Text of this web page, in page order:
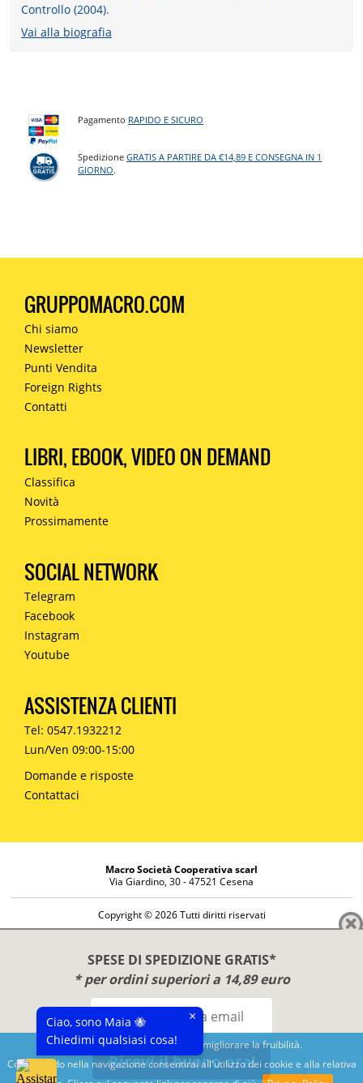
Questo sito utilizza cookies per migliorare la fruibilità.
Continuando nella navigazione consentirai all'utilizzo dei cookie e alla relativa
SPESE DI SPEDIZIONE GRATIS*
* per ordini superiori a 14,89 euro
Ricevi il buono ora!
Controllo (2004).
Vai alla biografia
Pagamento RAPIDO E SICURO
SpedizioneGRATIS A PARTIRE DA €14,89 E CONSEGNA IN 1
GIORNO.
GRUPPOMACRO.COM
Chi siamo
Newsletter
Punti Vendita
Foreign Rights
Contatti
LIBRI, EBOOK, VIDEO ON DEMAND
Classifica
Novità
Prossimamente
SOCIAL NETWORK
Telegram
Facebook
Instagram
Youtube
ASSISTENZA CLIENTI
Tel: 0547.1932212
Lun/Ven 09:00-15:00
Domande e risposte
Contattaci
Macro Società Cooperativa scarl
Via Giardino, 30 - 47521 Cesena
Copyright © 2026 Tutti diritti riservati
Diritto di reso
Disclaimer
Privacy Policy
Benessere e conoscenza dal 1987
Ciao, sono Maia 🐝
Chiedimi qualsiasi cosa!
×